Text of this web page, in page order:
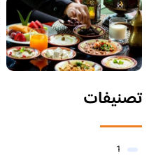
تصنيفات
1